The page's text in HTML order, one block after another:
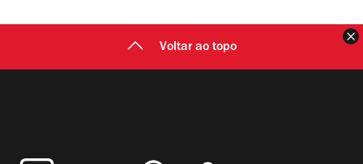
Voltar ao topo